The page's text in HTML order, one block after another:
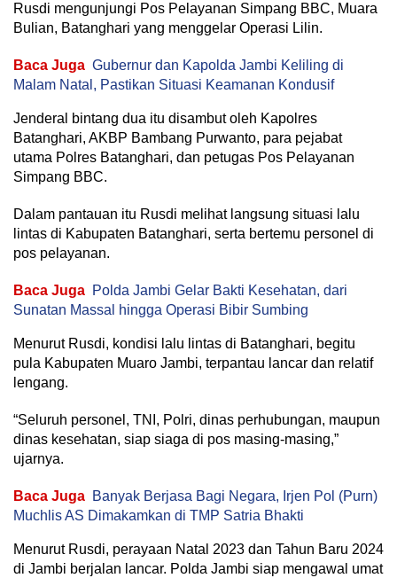
Rusdi mengunjungi Pos Pelayanan Simpang BBC, Muara
Bulian, Batanghari yang menggelar Operasi Lilin.
Baca Juga Gubernur dan Kapolda Jambi Keliling di
Malam Natal, Pastikan Situasi Keamanan Kondusif
Jenderal bintang dua itu disambut oleh Kapolres
Batanghari, AKBP Bambang Purwanto, para pejabat
utama Polres Batanghari, dan petugas Pos Pelayanan
Simpang BBC.
Dalam pantauan itu Rusdi melihat langsung situasi lalu
lintas di Kabupaten Batanghari, serta bertemu personel di
pos pelayanan.
Baca Juga Polda Jambi Gelar Bakti Kesehatan, dari
Sunatan Massal hingga Operasi Bibir Sumbing
Menurut Rusdi, kondisi lalu lintas di Batanghari, begitu
pula Kabupaten Muaro Jambi, terpantau lancar dan relatif
lengang.
“Seluruh personel, TNI, Polri, dinas perhubungan, maupun
dinas kesehatan, siap siaga di pos masing-masing,”
ujarnya.
Baca Juga Banyak Berjasa Bagi Negara, Irjen Pol (Purn)
Muchlis AS Dimakamkan di TMP Satria Bhakti
Menurut Rusdi, perayaan Natal 2023 dan Tahun Baru 2024
di Jambi berjalan lancar. Polda Jambi siap mengawal umat